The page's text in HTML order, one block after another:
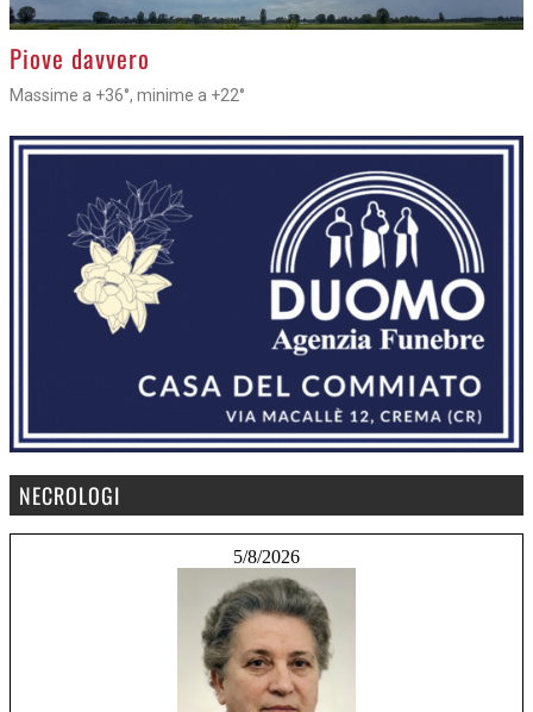
>
Piove davvero
Massime a +36°, minime a +22°
NECROLOGI
5/8/2026